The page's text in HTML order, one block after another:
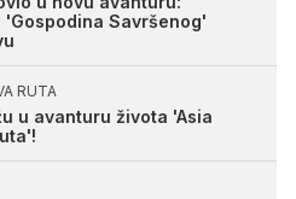
'Gospodina Savršenog'
RUTA
u avanturu života 'Asia